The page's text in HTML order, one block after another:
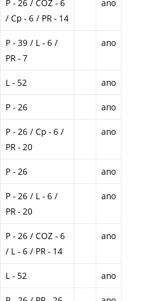
P - 26 / COZ - 6
/ Cp - 6 / PR - 14
ano
P - 39 / L - 6 /
PR - 7
ano
L - 52 ano
P - 26 ano
P - 26 / Cp - 6 /
PR - 20
ano
P - 26 ano
P - 26 / L - 6 /
PR - 20
ano
P - 26 / COZ - 6
/ L - 6 / PR - 14
ano
L - 52 ano